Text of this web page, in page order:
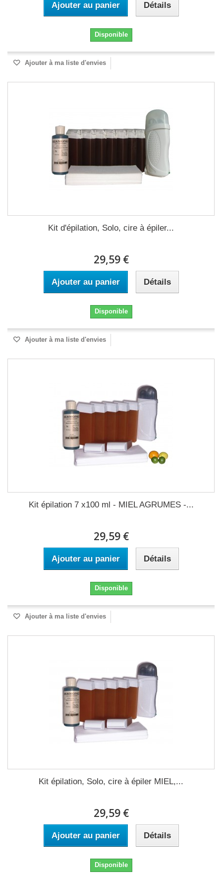
Ajouter au panier Détails
Disponible
Ajouter à ma liste d'envies
Kit d'épilation, Solo, cire à épiler...
29,59 €
Ajouter au panier Détails
Disponible
Ajouter à ma liste d'envies
Kit épilation 7 x100 ml - MIEL AGRUMES -...
29,59 €
Ajouter au panier Détails
Disponible
Ajouter à ma liste d'envies
Kit épilation, Solo, cire à épiler MIEL,...
29,59 €
Ajouter au panier Détails
Disponible